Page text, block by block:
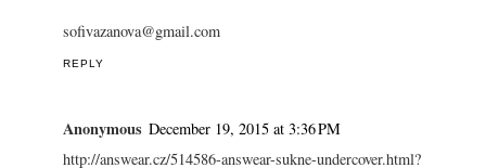
sofivazanova@gmail.com
REPLY
Anonymous December 19, 2015 at 3:36 PM
http://answear.cz/514586-answear-sukne-undercover.html?